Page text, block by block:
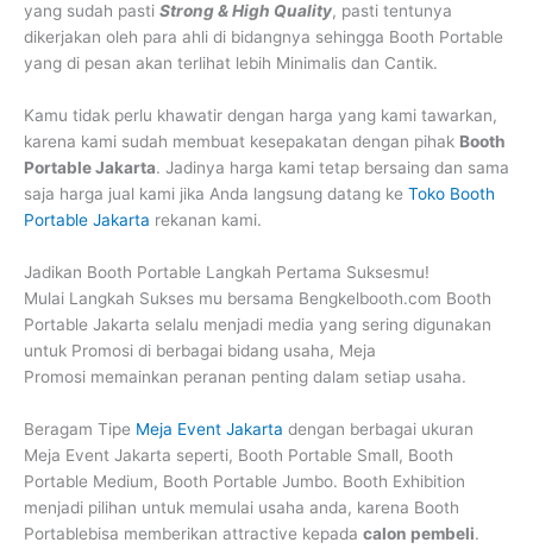
yang sudah pasti Strong & High Quality, pasti tentunya
dikerjakan oleh para ahli di bidangnya sehingga Booth Portable
yang di pesan akan terlihat lebih Minimalis dan Cantik.
Kamu tidak perlu khawatir dengan harga yang kami tawarkan,
karena kami sudah membuat kesepakatan dengan pihak Booth
Portable Jakarta. Jadinya harga kami tetap bersaing dan sama
saja harga jual kami jika Anda langsung datang ke Toko Booth
Portable Jakarta rekanan kami.
Jadikan Booth Portable Langkah Pertama Suksesmu!
Mulai Langkah Sukses mu bersama Bengkelbooth.com Booth
Portable Jakarta selalu menjadi media yang sering digunakan
untuk Promosi di berbagai bidang usaha, Meja
Promosi memainkan peranan penting dalam setiap usaha.
Beragam Tipe Meja Event Jakarta dengan berbagai ukuran
Meja Event Jakarta seperti, Booth Portable Small, Booth
Portable Medium, Booth Portable Jumbo. Booth Exhibition
menjadi pilihan untuk memulai usaha anda, karena Booth
Portablebisa memberikan attractive kepada calon pembeli.